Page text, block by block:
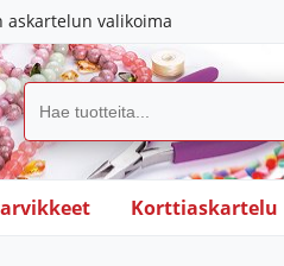
valikoima
Korttiaskartelu